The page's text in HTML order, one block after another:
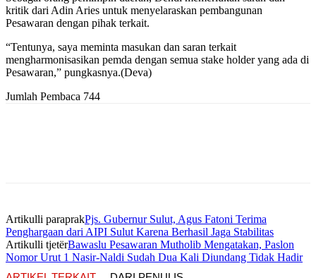
kritik dari Adin Aries untuk menyelaraskan pembangunan
Pesawaran dengan pihak terkait.
“Tentunya, saya meminta masukan dan saran terkait
mengharmonisasikan pemda dengan semua stake holder yang ada di
Pesawaran,” pungkasnya.(Deva)
Jumlah Pembaca 744
Artikulli paraprakPjs. Gubernur Sulut, Agus Fatoni Terima
Penghargaan dari AIPI Sulut Karena Berhasil Jaga Stabilitas
Artikulli tjetërBawaslu Pesawaran Mutholib Mengatakan, Paslon
Nomor Urut 1 Nasir-Naldi Sudah Dua Kali Diundang Tidak Hadir